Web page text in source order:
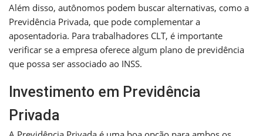
Além disso, autônomos podem buscar alternativas, como a
Previdência Privada, que pode complementar a
aposentadoria. Para trabalhadores CLT, é importante
verificar se a empresa oferece algum plano de previdência
que possa ser associado ao INSS.
Investimento em Previdência
Privada